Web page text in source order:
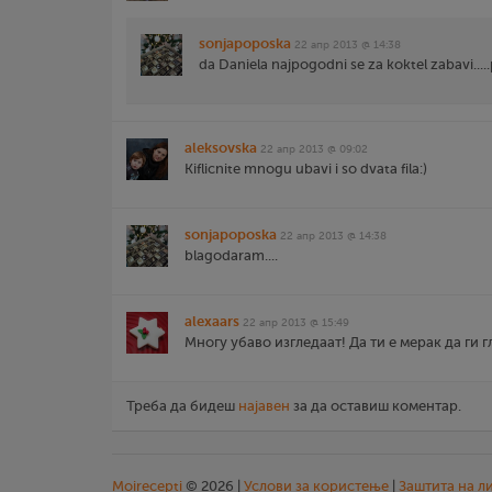
sonjapoposka 22 апр 2013 @ 14:38
da Daniela najpogodni se za koktel
aleksovska 22 апр 2013 @ 09:02
Kiflicnite mnogu ubavi i so dvata fila:)
sonjapoposka 22 апр 2013 @ 14:38
blagodaram....
alexaars 22 апр 2013 @ 15:49
Многу убаво изгледаат! Да ти е мерак да ги
Треба да бидеш најавен за да оставиш коментар.
Moirecepti © 2026 | Услови за користење Заштита на